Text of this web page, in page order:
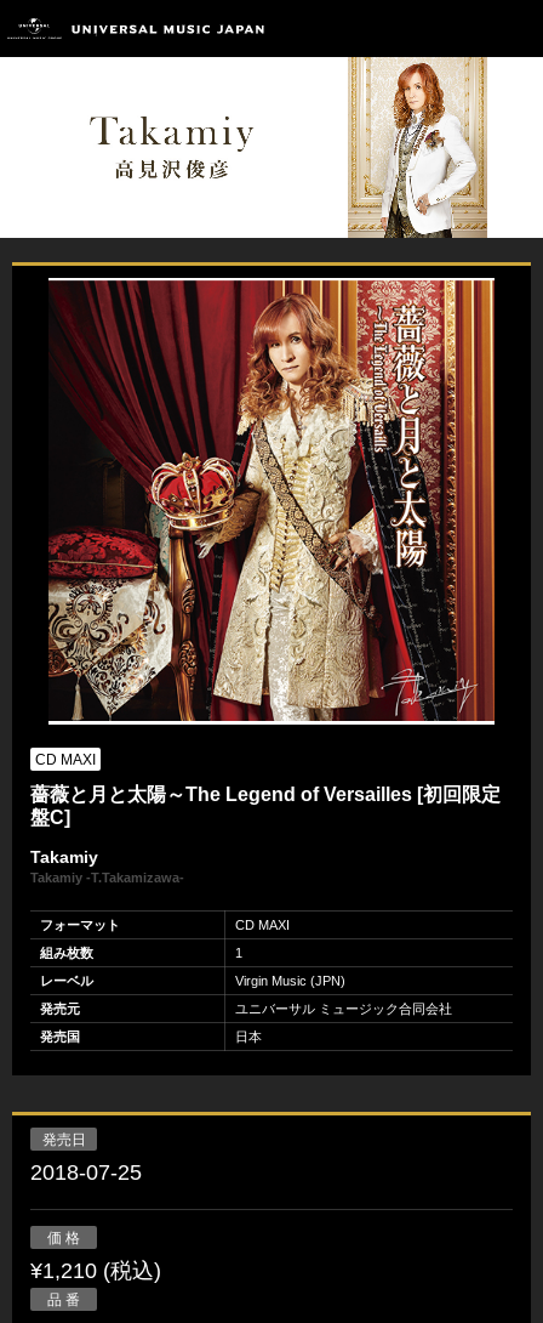
CD MAXI
薔薇と月と太陽～The Legend of Versailles [初回限定
盤C]
Takamiy
Takamiy -T.Takamizawa-
フォーマット
CD MAXI
組み枚数
1
レーベル
Virgin Music (JPN)
発売元
ユニバーサル ミュージック合同会社
発売国
日本
発売日
2018-07-25
価 格
¥1,210 (税込)
品 番